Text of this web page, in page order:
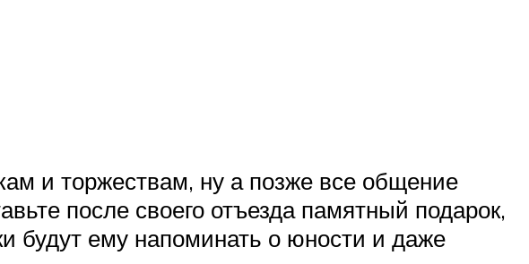
и торжествам, ну а позже все общение
после своего отъезда памятный подарок,
будут ему напоминать о юности и даже